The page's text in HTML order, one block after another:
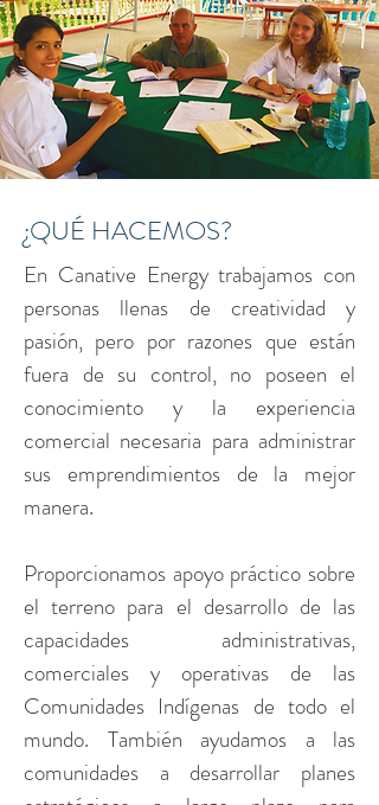
¿QUÉ HACEMOS?
En Canative Energy trabajamos con
personas llenas de creatividad y
pasión, pero por razones que están
fuera de su control, no poseen el
conocimiento y la experiencia
comercial necesaria para administrar
sus emprendimientos de la mejor
manera.
Proporcionamos apoyo práctico sobre
el terreno para el desarrollo de las
capacidades administrativas,
comerciales y operativas de las
Comunidades Indígenas de todo el
mundo. También ayudamos a las
comunidades a desarrollar planes